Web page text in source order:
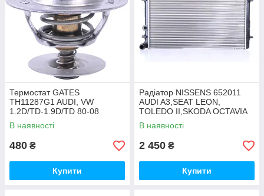
Термостат GATES
TH11287G1 AUDI, VW
1.2D/TD-1.9D/TD 80-08
В наявності
480 ₴
Купити
Радіатор NISSENS 652011
AUDI A3,SEAT LEON,
TOLEDO II,SKODA OCTAVIA
I,VW BORA I,GOLF IV
В наявності
2 450 ₴
Купити